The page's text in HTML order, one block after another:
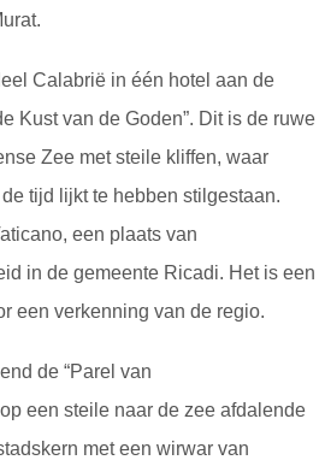
Calabrië in één hotel aan de
Kust van de Goden”. Dit is de ruwe
Zee met steile kliffen, waar
tijd lijkt te hebben stilgestaan.
een plaats van
in de gemeente Ricadi. Het is een
een verkenning van de regio.
de “Parel van
een steile naar de zee afdalende
met een wirwar van